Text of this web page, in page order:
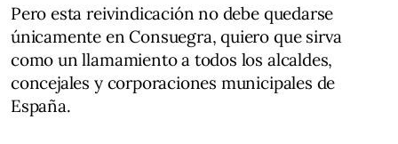
Pero esta reivindicación no debe quedarse
únicamente en Consuegra, quiero que sirva
como un llamamiento a todos los alcaldes,
concejales y corporaciones municipales de
España.